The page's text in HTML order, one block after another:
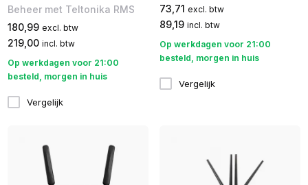
Beheer met Teltonika RMS
180,99 excl. btw
219,00 incl. btw
Op werkdagen voor 21:00
besteld, morgen in huis
Vergelijk
73,71 excl. btw
89,19 incl. btw
Op werkdagen voor 21:00
besteld, morgen in huis
Vergelijk